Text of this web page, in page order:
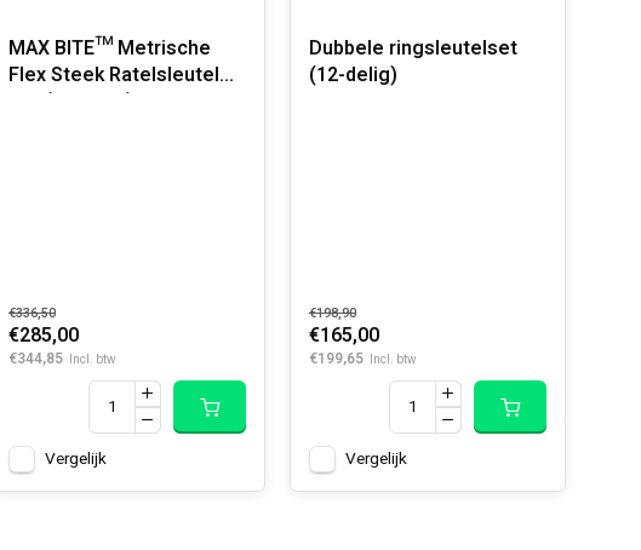
MAX BITE™ Metrische
Flex Steek Ratelsleutel
Set (15-delig)
€336,50
€285,00
€344,85 Incl. btw
Vergelijk
Dubbele ringsleutelset
(12-delig)
€198,90
€165,00
€199,65 Incl. btw
Vergelijk